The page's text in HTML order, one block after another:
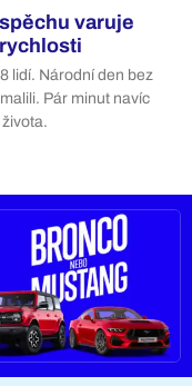
varuje
lidí. Národní den bez
Pár minut navíc